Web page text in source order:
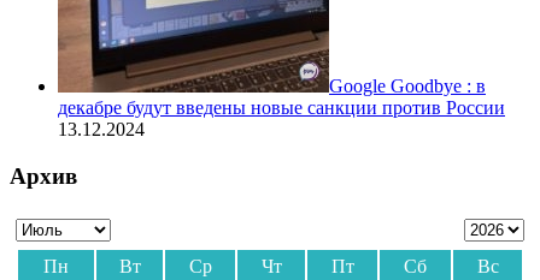
Google Goodbye : в
декабре будут введены новые санкции против России
13.12.2024
Архив
Пн Вт Ср Чт Пт Сб
Вс